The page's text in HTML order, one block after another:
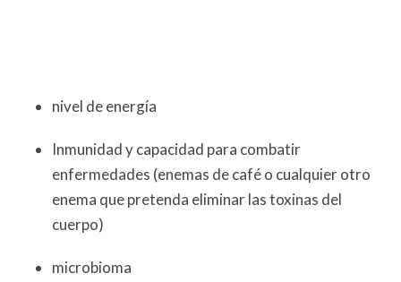
nivel de energía
Inmunidad y capacidad para combatir
enfermedades (enemas de café o cualquier otro
enema que pretenda eliminar las toxinas del
cuerpo)
microbioma